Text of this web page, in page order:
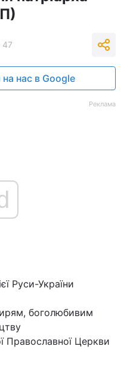
47
на нас в Google
Реклама
Руси-України
боголюбивим
Православної Церкви